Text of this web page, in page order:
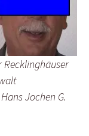
Recklinghäuser
Jochen G.